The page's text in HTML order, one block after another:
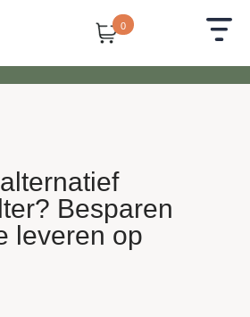
0
Besparen
leveren op